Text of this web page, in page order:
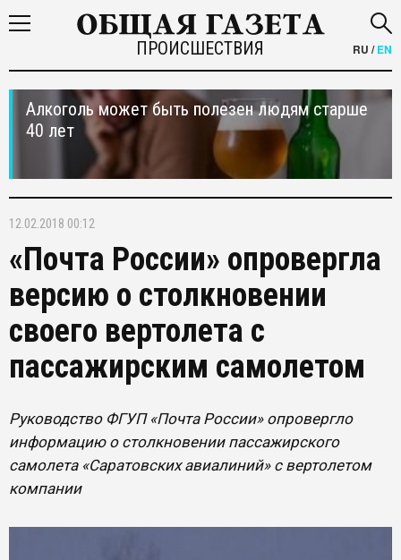
ПРОИСШЕСТВИЯ RU /EN
Алкоголь может быть полезен людям старше
40 лет
12.02.2018 00:12
«Почта России» опровергла
версию о столкновении
своего вертолета с
пассажирским самолетом
Руководство ФГУП «Почта России» опровергло
информацию о столкновении пассажирского
самолета «Саратовских авиалиний» с вертолетом
компании